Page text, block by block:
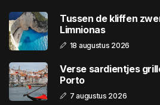
Tussen de kliffen
Limnionas
18 augustus 2026
Verse sardientjes
Porto
7 augustus 2026